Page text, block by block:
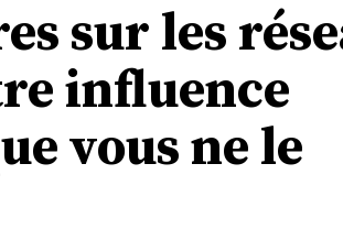
sur les
influence
vous ne le